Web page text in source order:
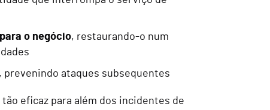
o negócio, restaurando-o num
ataques subsequentes
eficaz para além dos incidentes de